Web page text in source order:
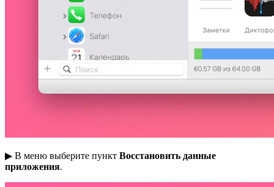
▶ В меню выберите пункт Восстановить данные
приложения.